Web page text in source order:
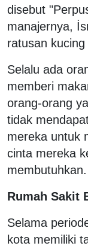
disebut
manajernya,
ratusan
Selalu ada
memberi
orang-orang
tidak
mereka untuk
cinta mereka
membutuhkan.
Rumah Sakit
Selama
kota memiliki